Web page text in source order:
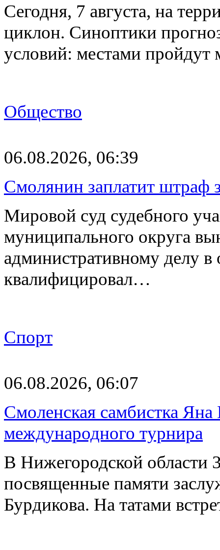
Сегодня, 7 августа, на
циклон. Синоптики
условий: местами
Общество
06.08.2026, 06:39
Смолянин заплатит штраф
Мировой суд судебного
муниципального округа
административному делу
квалифицировал…
Спорт
06.08.2026, 06:07
Смоленская самбистка Яна
международного турнира
В Нижегородской области
посвященные памяти
Бурдикова. На татами